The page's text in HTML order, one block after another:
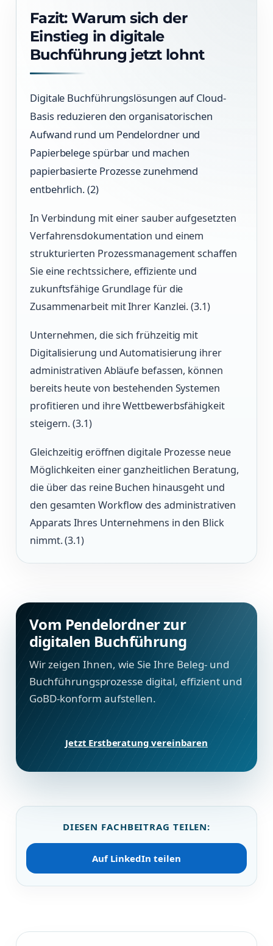
Fazit: Warum sich der
Einstieg in digitale
Buchführung jetzt lohnt
Digitale Buchführungslösungen auf Cloud-
Basis reduzieren den organisatorischen
Aufwand rund um Pendelordner und
Papierbelege spürbar und machen
papierbasierte Prozesse zunehmend
entbehrlich. (2)
In Verbindung mit einer sauber aufgesetzten
Verfahrensdokumentation und einem
strukturierten Prozessmanagement schaffen
Sie eine rechtssichere, effiziente und
zukunftsfähige Grundlage für die
Zusammenarbeit mit Ihrer Kanzlei. (3.1)
Unternehmen, die sich frühzeitig mit
Digitalisierung und Automatisierung ihrer
administrativen Abläufe befassen, können
bereits heute von bestehenden Systemen
profitieren und ihre Wettbewerbsfähigkeit
steigern. (3.1)
Gleichzeitig eröffnen digitale Prozesse neue
Möglichkeiten einer ganzheitlichen Beratung,
die über das reine Buchen hinausgeht und
den gesamten Workflow des administrativen
Apparats Ihres Unternehmens in den Blick
nimmt. (3.1)
Vom Pendelordner zur
digitalen Buchführung
Wir zeigen Ihnen, wie Sie Ihre Beleg- und
Buchführungsprozesse digital, effizient und
GoBD-konform aufstellen.
Jetzt Erstberatung vereinbaren
DIESEN FACHBEITRAG TEILEN:
Auf LinkedIn teilen